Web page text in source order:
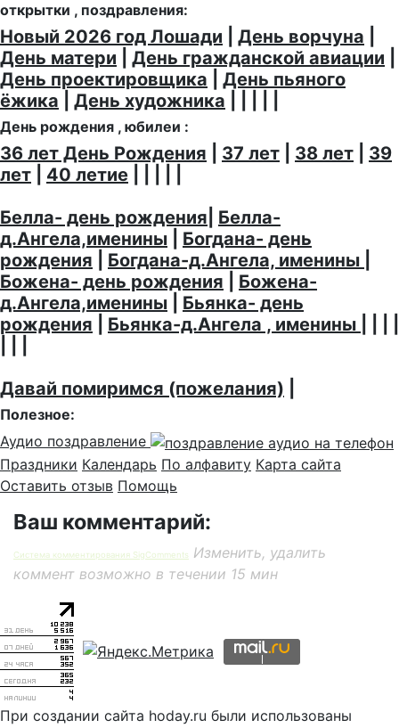
открытки , поздравления:
Новый 2026 год Лошади День ворчуна
День матери
День гражданской авиации
День проектировщика
День пьяного
ёжика
День художника
День рождения , юбилеи :
36 лет День Рождения 37 лет 38 лет
39
лет
40 летие
Белла- день рождения Белла-
д.Ангела,именины
Богдана- день
рождения
Богдана-д.Ангела, именины
Божена- день рождения
Божена-
д.Ангела,именины
Бьянка- день
рождения
Бьянка-д.Ангела , именины
Давай помиримся (пожелания)
Полезное:
Аудио поздравление
Праздники Календарь По алфавиту Карта сайта
Оставить отзыв Помощь
Ваш комментарий:
Система комментирования SigComments
Изменить, удалить
коммент возможно в течении 15 мин
При создании сайта hoday.ru были использованы